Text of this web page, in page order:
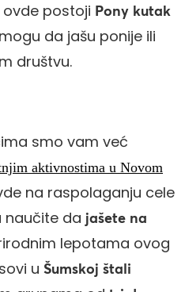
postoji Pony kutak
da jašu ponije ili
društvu.
smo vam već
aktivnostima u Novom
na raspolaganju cele
naučite da jašete na
lepotama ovog
u Šumskoj štali